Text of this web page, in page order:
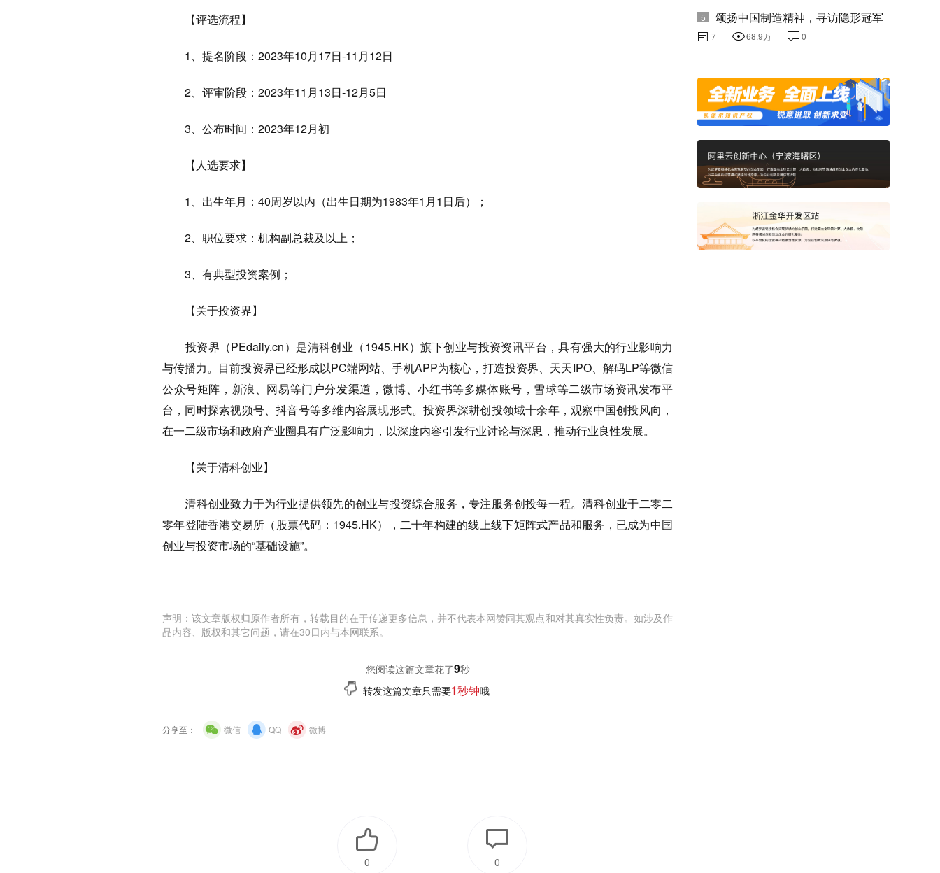
【评选流程】
1、提名阶段：2023年10月17日-11月12日
2、评审阶段：2023年11月13日-12月5日
3、公布时间：2023年12月初
【人选要求】
1、出生年月：40周岁以内（出生日期为1983年1月1日后）；
2、职位要求：机构副总裁及以上；
3、有典型投资案例；
【关于投资界】
投资界（PEdaily.cn）是清科创业（1945.HK）旗下创业与投资资讯平台，具有强大的行业影响力
与传播力。目前投资界已经形成以PC端网站、手机APP为核心，打造投资界、天天IPO、解码LP等微信
公众号矩阵，新浪、网易等门户分发渠道，微博、小红书等多媒体账号，雪球等二级市场资讯发布平
台，同时探索视频号、抖音号等多维内容展现形式。投资界深耕创投领域十余年，观察中国创投风向，
在一二级市场和政府产业圈具有广泛影响力，以深度内容引发行业讨论与深思，推动行业良性发展。
【关于清科创业】
清科创业致力于为行业提供领先的创业与投资综合服务，专注服务创投每一程。清科创业于二零二
零年登陆香港交易所（股票代码：1945.HK），二十年构建的线上线下矩阵式产品和服务，已成为中国
创业与投资市场的“基础设施”。
声明：该文章版权归原作者所有，转载目的在于传递更多信息，并不代表本网赞同其观点和对其真实性负责。如涉及作
品内容、版权和其它问题，请在30日内与本网联系。
您阅读这篇文章花了10秒
转发这篇文章只需要1秒钟哦
分享至： 微信 QQ 微博
0 0
5 颂扬中国制造精神，寻访隐形冠军
7 68.9万 0